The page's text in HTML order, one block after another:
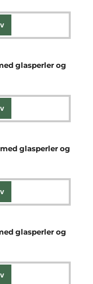
glasperler og
glasperler og
glasperler og